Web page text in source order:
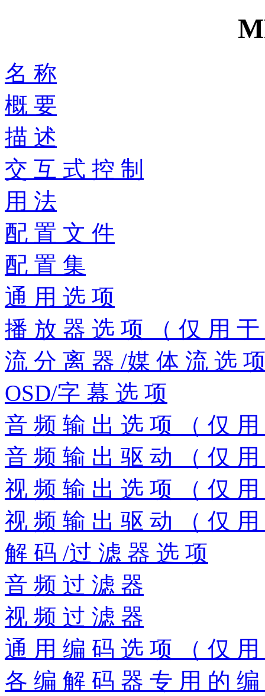
名 称
概 要
描 述
交 互 式 控 制
用 法
配 置 文 件
配 置 集
通 用 选 项
播 放 器 选 项 （ 仅 用
流 分 离 器 /媒 体 流 选
OSD/字 幕 选 项
音 频 输 出 选 项 （ 仅
音 频 输 出 驱 动 （ 仅
视 频 输 出 选 项 （ 仅
视 频 输 出 驱 动 （ 仅
解 码 /过 滤 器 选 项
音 频 过 滤 器
视 频 过 滤 器
通 用 编 码 选 项 （ 仅
各 编 解 码 器 专 用 的